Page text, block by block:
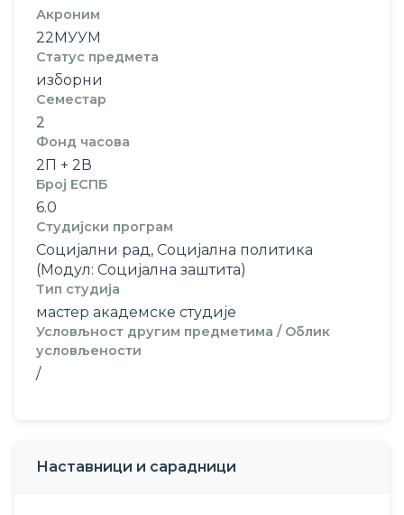
Акроним
22МУУМ
Статус предмета
изборни
Семестар
2
Фонд часова
2П + 2В
Број ЕСПБ
6.0
Студијски програм
Социјални рад, Социјална политика
(Модул: Социјална заштита)
Тип студија
мастер академске студије
Условљност другим предметима / Облик
условљености
/
Наставници и сарадници